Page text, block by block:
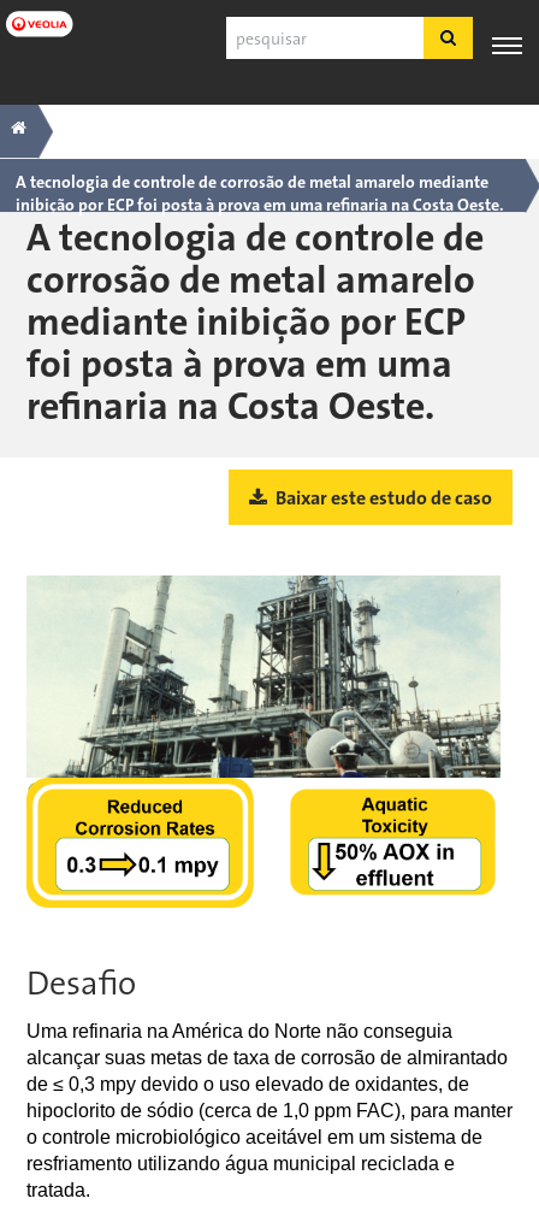
Pular
para
principal
Pesquisar
Navegação
principal
ESPECIALIZAÇÃO
Português
SDS
COA
Sobre
Carreiras
Inscreva-se
Fazer login
Trilha
A tecnologia de controle de corrosão de metal amarelo mediante
inibição por ECP foi posta à prova em uma refinaria na Costa Oeste.
A tecnologia de controle de
corrosão de metal amarelo
mediante inibição por ECP
foi posta à prova em uma
refinaria na Costa Oeste.
Baixar este estudo de caso
Desafio
Uma refinaria na América do Norte não conseguia
alcançar suas metas de taxa de corrosão de almirantado
de ≤ 0,3 mpy devido o uso elevado de oxidantes, de
hipoclorito de sódio (cerca de 1,0 ppm FAC), para manter
o controle microbiológico aceitável em um sistema de
resfriamento utilizando água municipal reciclada e
tratada.